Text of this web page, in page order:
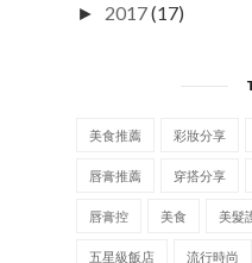
► 2017(17)
美食推薦 彩妝分享
唇膏推薦 穿搭分享
唇膏控 美食 美髮
五星級飯店 流行時尚